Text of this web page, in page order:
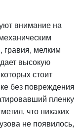
внимание на
мелким
высокую
стоит
без повреждения
пленку
что никаких
не появилось,